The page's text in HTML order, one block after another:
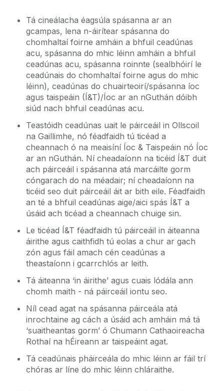
Tá cineálacha éagsúla spásanna ar an
gcampas, lena n-áirítear spásanna do
chomhaltaí foirne amháin a bhfuil ceadúnas
acu, spásanna do mhic léinn amháin a bhfuil
ceadúnas acu, spásanna roinnte (sealbhóirí le
ceadúnais do chomhaltaí foirne agus do mhic
léinn), ceadúnas do chuairteoirí/spásanna íoc
agus taispeáin (Í&T)/Íoc ar an nGuthán dóibh
siúd nach bhfuil ceadúnas acu.
Teastóidh ceadúnas uait le páirceáil in Ollscoil
na Gaillimhe, nó féadfaidh tú ticéad a
cheannach ó na meaisíní Íoc & Taispeáin nó Íoc
ar an nGuthán. Ní cheadaíonn na ticéid Í&T duit
ach páirceáil i spásanna atá marcáilte gorm
cóngarach do na méadair; ní cheadaíonn na
ticéid seo duit páirceáil áit ar bith eile. Féadfaidh
an té a bhfuil ceadúnas aige/aici spás Í&T a
úsáid ach ticéad a cheannach chuige sin.
Le ticéad Í&T féadfaidh tú páirceáil in áiteanna
áirithe agus caithfidh tú eolas a chur ar gach
zón agus fáil amach cén ceadúnas a
theastaíonn i gcarrchlós ar leith.
Tá áiteanna ‘in áirithe’ agus cuais lódála ann
chomh maith - ná páirceáil iontu seo.
Níl cead agat na spásanna páirceála atá
inrochtaine ag cách a úsáid ach amháin má tá
‘suaitheantas gorm’ ó Chumann Cathaoireacha
Rothaí na hÉireann ar taispeáint agat.
Tá ceadúnais pháirceála do mhic léinn ar fáil trí
chóras ar líne do mhic léinn chláraithe.